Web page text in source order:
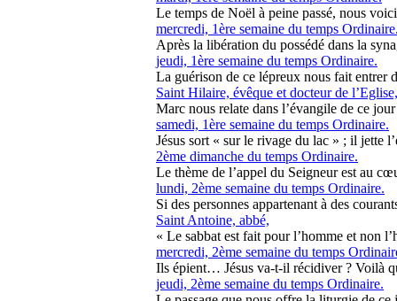
Le temps de Noël à peine passé, nous
mercredi, 1ère semaine du temps
Après la libération du possédé dans la
jeudi, 1ère semaine du temps Ordinaire.
La guérison de ce lépreux nous fait entrer
Saint Hilaire, évêque et docteur de l’Eglise,
Marc nous relate dans l’évangile de ce
samedi, 1ère semaine du temps Ordinaire.
Jésus sort « sur le rivage du lac » ; il jette
2ème dimanche du temps Ordinaire.
Le thème de l’appel du Seigneur est au
lundi, 2ème semaine du temps Ordinaire.
Si des personnes appartenant à des
Saint Antoine, abbé,
« Le sabbat est fait pour l’homme et non
mercredi, 2ème semaine du temps
Ils épient… Jésus va-t-il récidiver ? Voilà
jeudi, 2ème semaine du temps Ordinaire.